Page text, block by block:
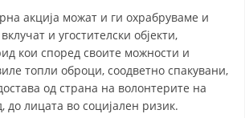
ХУМАНИТАРНО ПРАВО
НА ХУМАНИ ВРЕДНОСТИ
И ЗАШТИТА НА АМБЛЕМОТ
акција можат и ги охрабруваме и
и угостителски објекти,
кои според своите можности и
топли оброци, соодветно спакувани,
од страна на волонтерите на
до лицата во социјален ризик.